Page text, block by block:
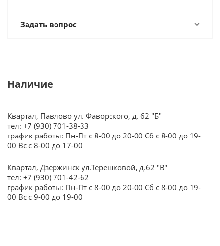
Задать вопрос
Наличие
Квартал, Павлово ул. Фаворского, д. 62 "Б"
тел: +7 (930) 701-38-33
график работы: Пн-Пт с 8-00 до 20-00 Сб с 8-00 до 19-
00 Вс с 8-00 до 17-00
Квартал, Дзержинск ул.Терешковой, д.62 "В"
тел: +7 (930) 701-42-62
график работы: Пн-Пт с 8-00 до 20-00 Сб с 8-00 до 19-
00 Вс с 9-00 до 19-00